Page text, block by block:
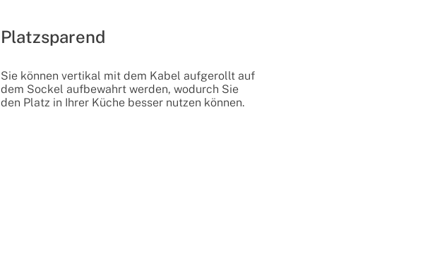
Platzsparend
Sie können vertikal mit dem Kabel aufgerollt auf
dem Sockel aufbewahrt werden, wodurch Sie
den Platz in Ihrer Küche besser nutzen können.